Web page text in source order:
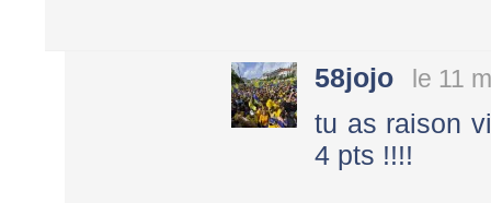
58jojo le 11
tu as raison
4 pts !!!!